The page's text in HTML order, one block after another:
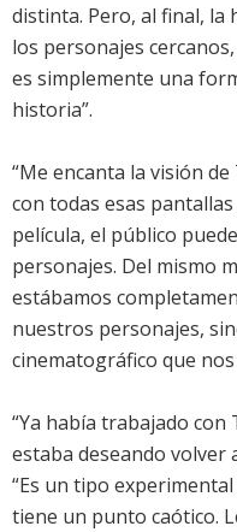
distinta. Pero, al final, la
los personajes
es simplemente una
historia”.
“Me encanta la visión de
con todas esas
película, el público
personajes. Del mismo
estábamos
nuestros personajes,
cinematográfico que nos
“Ya había trabajado con
estaba deseando volver
“Es un tipo
tiene un punto caótico.